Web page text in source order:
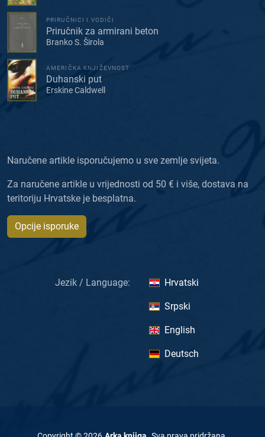
PRIRUČNICI I VODIČI
Priručnik za armirani beton
Branko S. Širola
AMERIČKA KNJIŽEVNOST
Duhanski put
Erskine Caldwell
Naručene artikle isporučujemo u sve zemlje svijeta.
Za naručene artikle u vrijednosti od 50 € i više, dostava na
teritoriju Hrvatske je besplatna.
Opcije isporuke
Jezik / Language: Hrvatski
Srpski
English
Deutsch